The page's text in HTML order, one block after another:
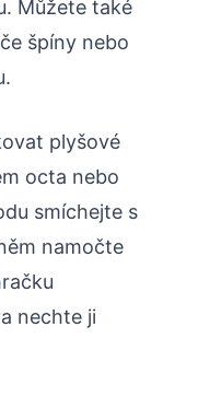
Můžete také
špíny nebo
plyšové
octa nebo
smíchejte s
namočte
nechte ji